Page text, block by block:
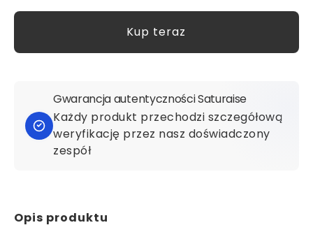
Kup teraz
Gwarancja autentyczności Saturaise
Każdy produkt przechodzi szczegółową
weryfikację przez nasz doświadczony
zespół
Opis produktu